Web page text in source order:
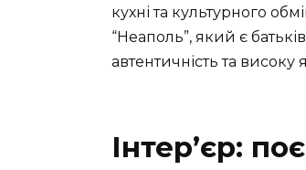
кухні та культурного
“Неаполь”, який є
автентичність та високу
Інтер’єр: